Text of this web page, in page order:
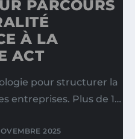
PARCOURS
À LA
ACT
pour structurer la
entreprises. Plus de 1…
2025